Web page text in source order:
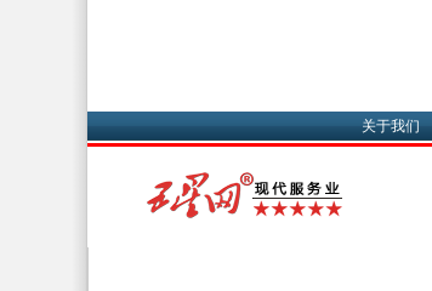
关于我们